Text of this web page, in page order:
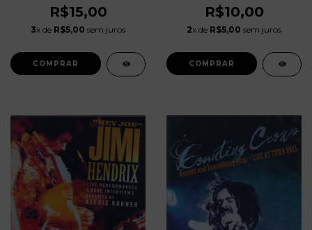
VOL. 5
R$15,00
3x de R$5,00 sem juros
R$10,00
2x de R$5,00 sem juros